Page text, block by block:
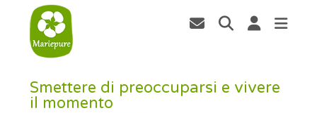
Smettere di preoccuparsi e vivere
il momento